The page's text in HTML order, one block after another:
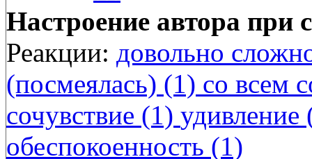
Настроение автора при
Реакции: довольно
(посмеялась) (1) со всем
сочувствие (1)
обеспокоенность (1)